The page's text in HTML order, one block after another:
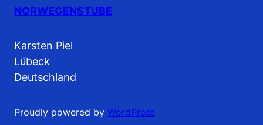
NORWEGENSTUBE
Karsten Piel
Lübeck
Deutschland
Proudly powered by WordPress